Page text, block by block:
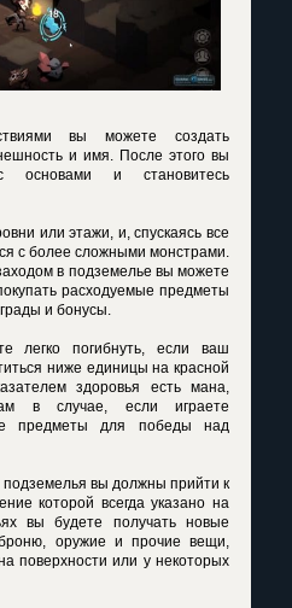
вы можете создать
и имя. После этого вы
основами и становитесь
или этажи, и, спускаясь все
с более сложными монстрами.
в подземелье вы можете
расходуемые предметы
и бонусы.
легко погибнуть, если ваш
ниже единицы на красной
здоровья есть мана,
в случае, если играете
предметы для победы над
подземелья вы должны прийти к
которой всегда указано на
вы будете получать новые
оружие и прочие вещи,
поверхности или у некоторых